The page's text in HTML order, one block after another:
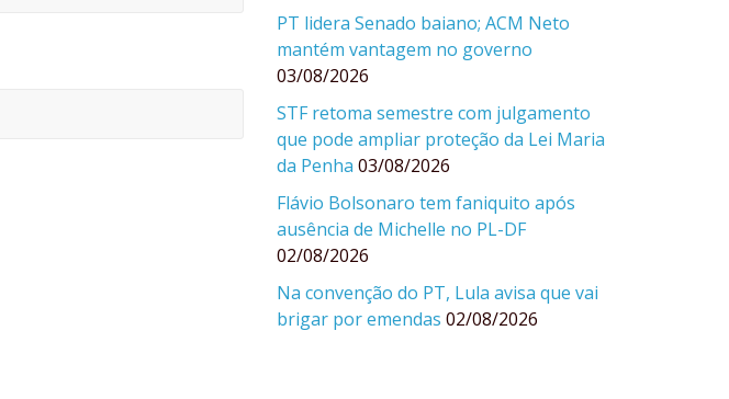
PT lidera Senado baiano; ACM Neto
mantém vantagem no governo
03/08/2026
STF retoma semestre com julgamento
que pode ampliar proteção da Lei Maria
da Penha 03/08/2026
Flávio Bolsonaro tem faniquito após
ausência de Michelle no PL-DF
02/08/2026
Na convenção do PT, Lula avisa que vai
brigar por emendas 02/08/2026